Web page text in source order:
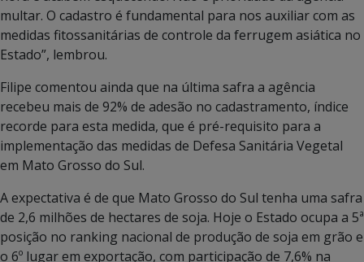
multar. O cadastro é fundamental para nos auxiliar com as
medidas fitossanitárias de controle da ferrugem asiática no
Estado”, lembrou.
Filipe comentou ainda que na última safra a agência
recebeu mais de 92% de adesão no cadastramento, índice
recorde para esta medida, que é pré-requisito para a
implementação das medidas de Defesa Sanitária Vegetal
em Mato Grosso do Sul.
A expectativa é de que Mato Grosso do Sul tenha uma safra
de 2,6 milhões de hectares de soja. Hoje o Estado ocupa a 5ª
posição no ranking nacional de produção de soja em grão e
o 6º lugar em exportação, com participação de 7,6% na